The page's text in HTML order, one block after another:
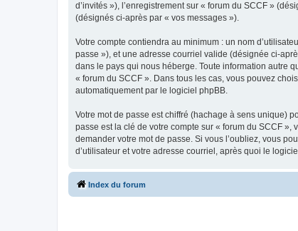
d’invités »), l’enregistrement sur « forum du SCCF »
(désignés ci-après par « vos messages »).
Votre compte contiendra au minimum : un nom
passe »), et une adresse courriel valide (désignée ci-
dans le pays qui nous héberge. Toute information autre
« forum du SCCF ». Dans tous les cas, vous pouvez
automatiquement par le logiciel phpBB.
Votre mot de passe est chiffré (hachage à sens unique)
passe est la clé de votre compte sur « forum du SCCF
demander votre mot de passe. Si vous l’oubliez, vous
d’utilisateur et votre adresse courriel, après quoi le
Index du forum